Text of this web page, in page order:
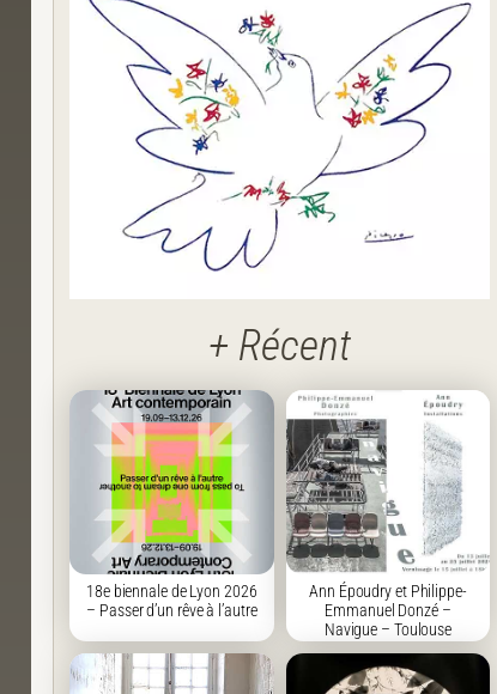
+ Récent
18e biennale de Lyon 2026
– Passer d’un rêve à l’autre
Ann Époudry et Philippe-
Emmanuel Donzé –
Navigue – Toulouse